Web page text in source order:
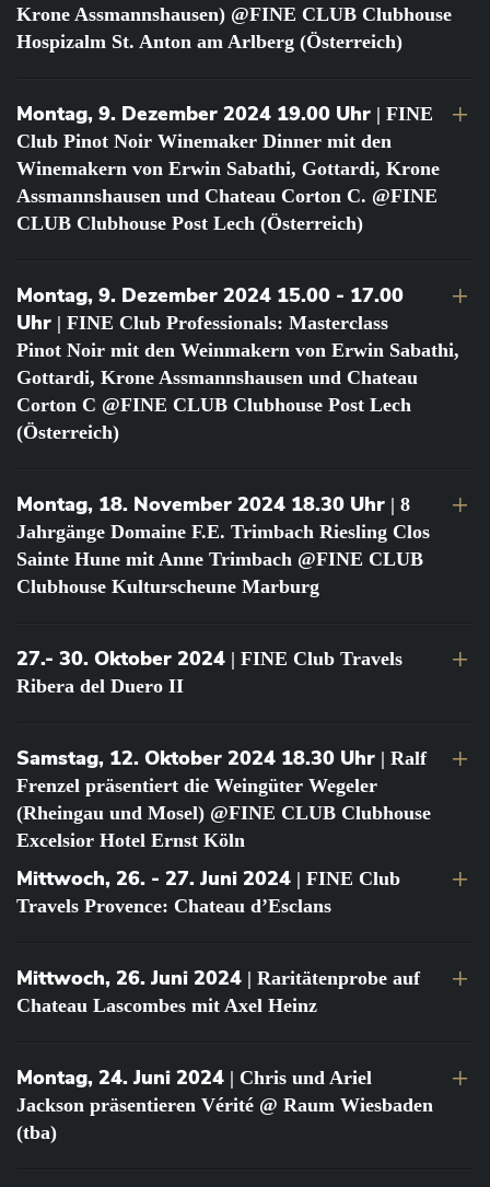
Krone Assmannshausen) @FINE CLUB Clubhouse
Hospizalm St. Anton am Arlberg (Österreich)
Montag, 9. Dezember 2024 19.00 Uhr | FINE
Club Pinot Noir Winemaker Dinner mit den
Winemakern von Erwin Sabathi, Gottardi, Krone
Assmannshausen und Chateau Corton C. @FINE
CLUB Clubhouse Post Lech (Österreich)
Montag, 9. Dezember 2024 15.00 - 17.00
Uhr | FINE Club Professionals: Masterclass
Pinot Noir mit den Weinmakern von Erwin Sabathi,
Gottardi, Krone Assmannshausen und Chateau
Corton C @FINE CLUB Clubhouse Post Lech
(Österreich)
Montag, 18. November 2024 18.30 Uhr | 8
Jahrgänge Domaine F.E. Trimbach Riesling Clos
Sainte Hune mit Anne Trimbach @FINE CLUB
Clubhouse Kulturscheune Marburg
27.- 30. Oktober 2024 | FINE Club Travels
Ribera del Duero II
Samstag, 12. Oktober 2024 18.30 Uhr | Ralf
Frenzel präsentiert die Weingüter Wegeler
(Rheingau und Mosel) @FINE CLUB Clubhouse
Excelsior Hotel Ernst Köln
Mittwoch, 26. - 27. Juni 2024 | FINE Club
Travels Provence: Chateau d’Esclans
Mittwoch, 26. Juni 2024 | Raritätenprobe auf
Chateau Lascombes mit Axel Heinz
Montag, 24. Juni 2024 | Chris und Ariel
Jackson präsentieren Vérité @ Raum Wiesbaden
(tba)